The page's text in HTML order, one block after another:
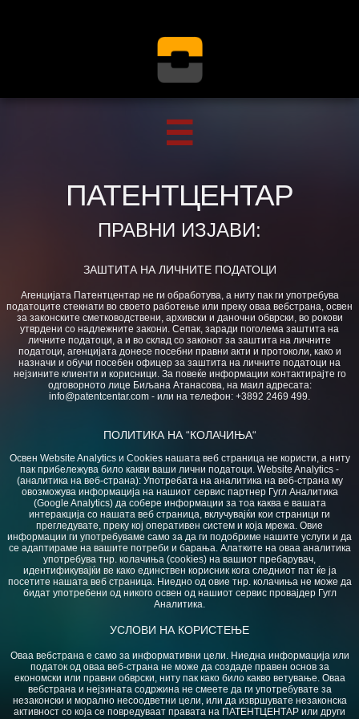

ПATEHTЦEHTAP
ПРАВНИ ИЗЈАВИ:
ЗАШТИТА НА ЛИЧНИТЕ ПОДАТОЦИ
Агенцијата Патентцентар не ги обработува, а ниту пак ги употребува
податоците стекнати во своето работење или преку оваа вебстрана, освен
за законските сметководствени, архивски и даночни обврски, во рокови
утврдени со надлежните закони. Сепак, заради поголема заштита на
личните податоци, а и во склад со законот за заштита на личните
податоци, агенцијата донесе посебни правни акти и протоколи, како и
назначи и обучи посебен офицер за заштита на личните податоци на
нејзините клиенти и корисници. За повеќе информации контактирајте го
одговорното лице Биљана Атанасова, на маил адресата:
info@patentcentar.com - или на телефон: +3892 2469 499.
ПОЛИТИКА НА “КОЛАЧИЊА“
Освен Website Analytics и Cookies нашата веб страница не користи, а ниту
пак прибележува било какви ваши лични податоци.​ Website Analytics -
(аналитика на веб-страна): Употребата на аналитика на веб-страна му
овозможува информација на нашиот сервис партнер Гугл Аналитика
(Google Analytics) да собере информации за тоа каква е вашата
интеракција со нашата веб страница, вклучувајќи кои страници ги
прегледувате, преку кој оперативен систем и која мрежа. Овие
информации ги употребуваме само за да ги подобриме нашите услуги и да
се адаптираме на вашите потреби и барања. Алатките на оваа аналитика
употребува тнр. колачиња (cookies) на вашиот пребарувач,
идентификувајќи ве како единствен корисник кога следниот пат ќе ја
посетите нашата веб страница. Ниедно од овие тнр. колачиња не може да
бидат употребени од никого освен од нашиот сервис провајдер Гугл
Аналитика.
УСЛОВИ НА КОРИСТЕЊЕ
Оваа вебстрана е само за информативни цели. Ниедна информација или
податок од оваа веб-страна не може да создаде правен основ за
економски или правни обврски, ниту пак како било какво ветување. Оваа
вебстрана и нејзината содржина не смеете да ги употребувате за
незаконски и морално несоодветни цели, или да извршувате незаконска
активност со која се повредуваат правата на ПАТЕНТЦЕНТАР или други